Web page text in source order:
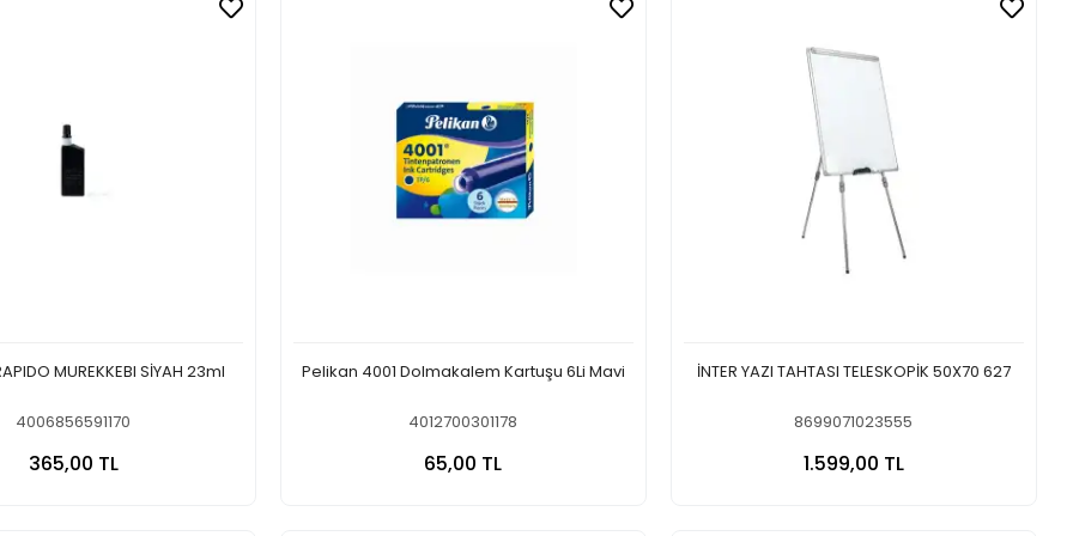
MUREKKEBI SİYAH 23ml
4006856591170
365,00 TL
Pelikan 4001 Dolmakalem Kartuşu 6Li Mavi
4012700301178
65,00 TL
İNTER YAZI TAHTASI TELESKOPİK 50X70 627
8699071023555
1.599,00 TL